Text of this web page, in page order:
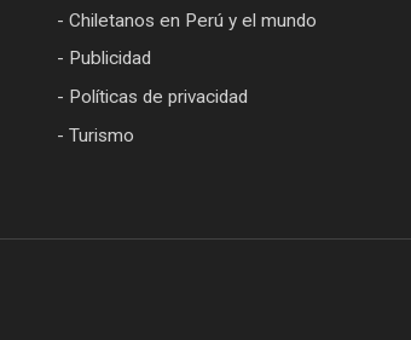
- Chiletanos en Perú y el mundo
- Publicidad
- Políticas de privacidad
- Turismo